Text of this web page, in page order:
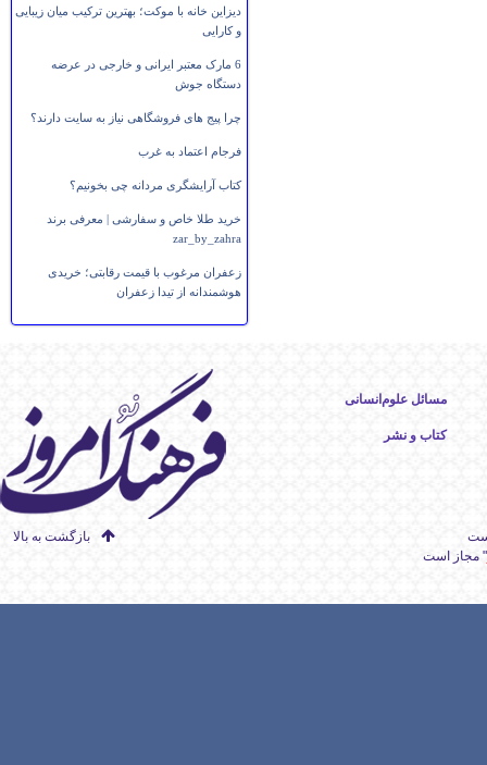
دیزاین خانه با موکت؛ بهترین ترکیب میان زیبایی
و کارایی
6 مارک معتبر ایرانی و خارجی در عرضه
دستگاه جوش
چرا پیج های فروشگاهی نیاز به سایت دارند؟
فرجام اعتماد به غرب
کتاب آرایشگری مردانه چی بخونیم؟
خرید طلا خاص و سفارشی | معرفی برند
zar_by_zahra
زعفران مرغوب با قیمت رقابتی؛ خریدی
هوشمندانه از تیدا زعفران
مسائل علوم‌انسانی
کتاب و نشر
بازگشت به بالا
" مجاز است